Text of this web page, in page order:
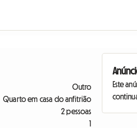
Outro
Quarto em casa do anfitrião
2 pessoas
1
Este